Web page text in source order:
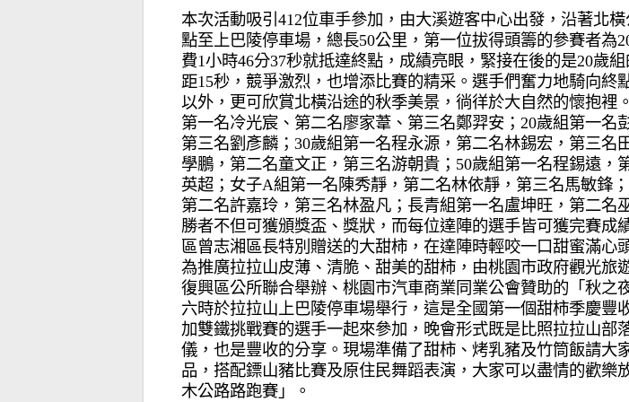
本次活動吸引412位車手參加，由大溪遊客中心出發，沿著北
點至上巴陵停車場，總長50公里，第一位拔得頭籌的參賽者為
費1小時46分37秒就抵達終點，成績亮眼，緊接在後的是20歲
距15秒，競爭激烈，也增添比賽的精采。選手們奮力地騎向終
以外，更可欣賞北橫沿途的秋季美景，徜徉於大自然的懷抱裡
第一名冷光宸、第二名廖家葦、第三名鄭羿安；20歲組第一名
第三名劉彥麟；30歲組第一名程永源，第二名林錫宏，第三名
學鵬，第二名童文正，第三名游朝貴；50歲組第一名程錫遠，
英超；女子A組第一名陳秀靜，第二名林依靜，第三名馬敏鋒
第二名許嘉玲，第三名林盈凡；長青組第一名盧坤旺，第二名
勝者不但可獲頒獎盃、獎狀，而每位達陣的選手皆可獲完賽成
區曾志湘區長特別贈送的大甜柿，在達陣時輕咬一口甜蜜滿心
為推廣拉拉山皮薄、清脆、甜美的甜柿，由桃園市政府觀光旅
復興區公所聯合舉辦、桃園市汽車商業同業公會贊助的「秋之
六時於拉拉山上巴陵停車場舉行，這是全國第一個甜柿季慶豐
加雙鐵挑戰賽的選手一起來參加，晚會形式既是比照拉拉山部
儀，也是豐收的分享。現場準備了甜柿、烤乳豬及竹筒飯請大
品，搭配鏢山豬比賽及原住民舞蹈表演，大家可以盡情的歡樂
木公路路跑賽」。